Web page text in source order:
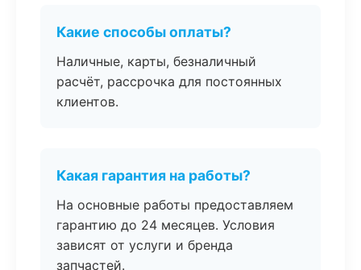
Какие способы оплаты?
Наличные, карты, безналичный
расчёт, рассрочка для постоянных
клиентов.
Какая гарантия на работы?
На основные работы предоставляем
гарантию до 24 месяцев. Условия
зависят от услуги и бренда
запчастей.